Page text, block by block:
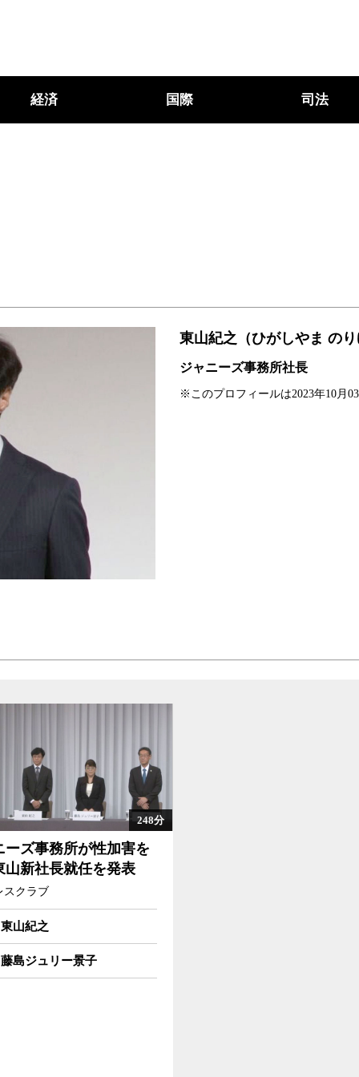
経済 国際 司法
東山紀之（ひがしやま のり
ジャニーズ事務所社長
※このプロフィールは2023年10月
248分
ーズ事務所が性加害を
山新社長就任を発表
クラブ
東山紀之
藤島ジュリー景子